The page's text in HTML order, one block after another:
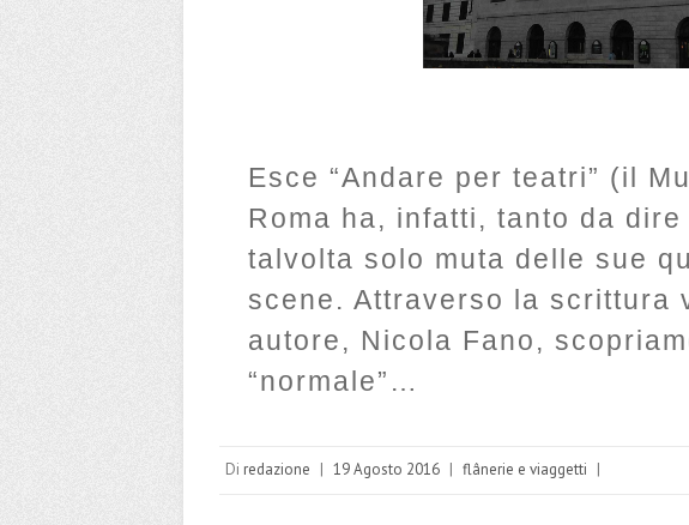
Esce “Andare per teatri” (il
Roma ha, infatti, tanto da
talvolta solo muta delle sue
scene. Attraverso la scrittura
autore, Nicola Fano,
“normale”…
Di redazione | 19 Agosto 2016 | flânerie e viaggetti |